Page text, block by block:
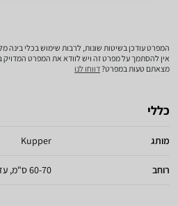
המפרט עודכן בשיטות שונות, לרבות שימוש בכלי בינה
אין להסתמך על מפרט זה ויש לוודא את המפרט
מצאתם טעות במפרט?דווחו לנו
כללי
מותג Kupper
רוחב 60-70 ס"מ, עד 60 ס"מ